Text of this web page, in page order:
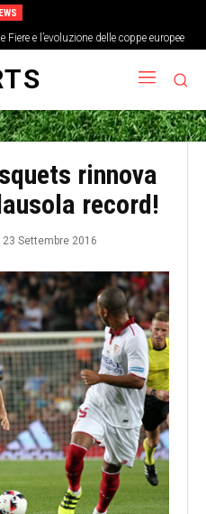
e l’evoluzione delle coppe europee
rinnova
record!
23 Settembre 2016